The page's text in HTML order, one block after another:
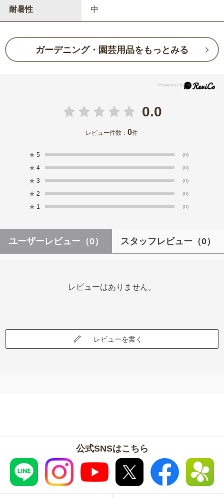
耐暑性 中
ガーデニング・園芸用品をもっとみる
0.0
レビュー件数：0件
★ 5 (0)
★ 4 (0)
★ 3 (0)
★ 2 (0)
★ 1 (0)
ユーザーレビュー （0） スタッフレビュー （0）
レビューはありません。
レビューを書く
公式SNSはこちら